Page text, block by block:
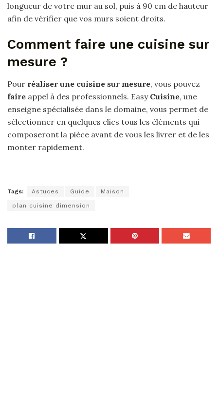
longueur de votre mur au sol, puis à 90 cm de hauteur
afin de vérifier que vos murs soient droits.
Comment faire une cuisine sur
mesure ?
Pour réaliser une cuisine sur mesure, vous pouvez
faire appel à des professionnels. Easy Cuisine, une
enseigne spécialisée dans le domaine, vous permet de
sélectionner en quelques clics tous les éléments qui
composeront la pièce avant de vous les livrer et de les
monter rapidement.
Tags: Astuces Guide Maison
plan cuisine dimension